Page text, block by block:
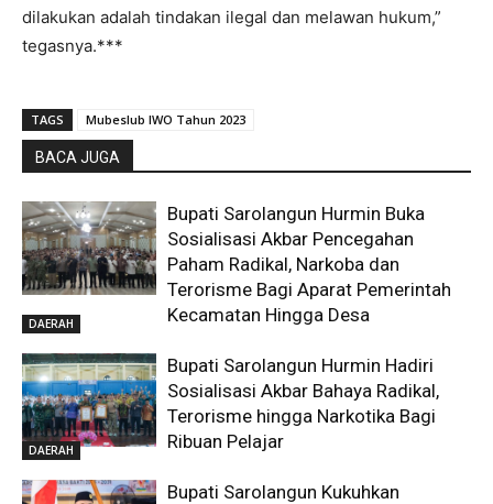
dilakukan adalah tindakan ilegal dan melawan hukum,”
tegasnya.***
TAGS Mubeslub IWO Tahun 2023
BACA JUGA
DAERAH
Bupati Sarolangun Hurmin Buka
Sosialisasi Akbar Pencegahan
Paham Radikal, Narkoba dan
Terorisme Bagi Aparat Pemerintah
Kecamatan Hingga Desa
DAERAH
Bupati Sarolangun Hurmin Hadiri
Sosialisasi Akbar Bahaya Radikal,
Terorisme hingga Narkotika Bagi
Ribuan Pelajar
Bupati Sarolangun Kukuhkan